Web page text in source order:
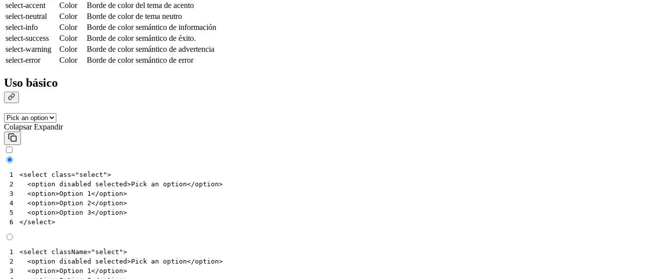
select-accent
Color
Borde de color del tema de acento
select-neutral
Color
Borde de color de tema neutro
select-info
Color
Borde de color semántico de información
select-success
Color
Borde de color semántico de éxito.
select-warning
Color
Borde de color semántico de advertencia
select-error
Color Borde de color semántico de error
Uso básico
Colapsar Expandir
1
2
3
4
5
6
<select class="select">
<option disabled selected>Pick an option</option>
<option>Option 1 </option>
<option>Option 2</option>
<option>Option 3</option>
</select>
1
2
3
<select className="select">
<option disabled selected>Pick an option</option>
<option>Option 1 </option>